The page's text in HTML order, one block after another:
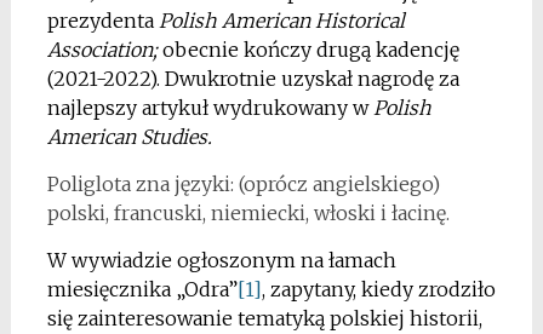
prezydenta Polish American Historical
Association;obecnie kończy drugą kadencję
(2021-2022). Dwukrotnie uzyskał nagrodę za
najlepszy artykuł wydrukowany wPolish
American Studies.
Poliglota zna języki: (oprócz angielskiego)
polski, francuski, niemiecki, włoski i łacinę.
W wywiadzie ogłoszonym na łamach
miesięcznika „Odra”[1], zapytany, kiedy zrodziło
się zainteresowanie tematyką polskiej historii,